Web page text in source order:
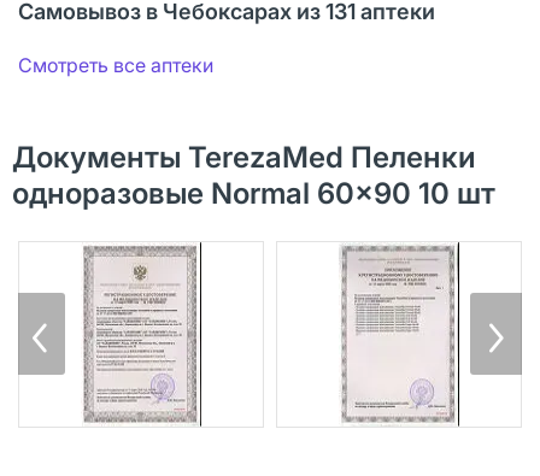
Самовывоз в Чебоксарах из 131 аптеки
Смотреть все аптеки
Документы TerezaMed Пеленки
одноразовые Normal 60x90 10 шт